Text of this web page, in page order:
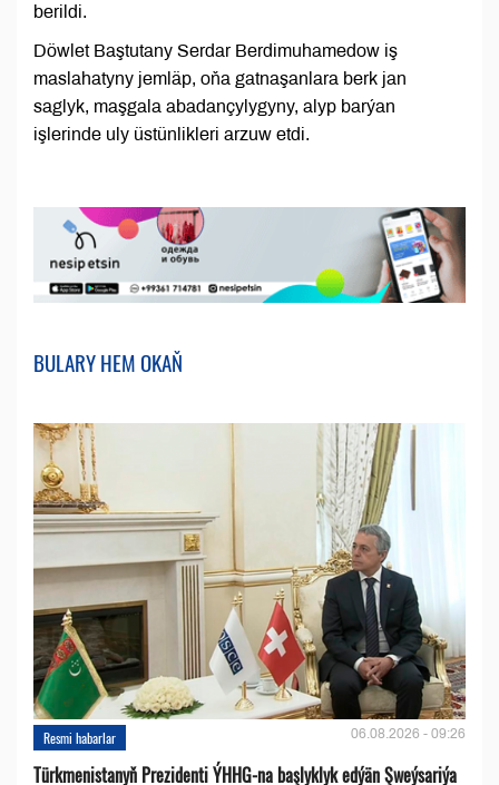
berildi.
Döwlet Baştutany Serdar Berdimuhamedow iş
maslahatyny jemläp, oňa gatnaşanlara berk jan
saglyk, maşgala abadançylygyny, alyp barýan
işlerinde uly üstünlikleri arzuw etdi.
BULARY HEM OKAŇ
Resmi habarlar 06.08.2026 - 09:26
Türkmenistanyň Prezidenti ÝHHG-na başlyklyk edýän Şweýsariýa